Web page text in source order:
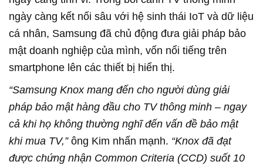
ngày càng kết nối sâu với hệ sinh thái IoT và dữ liệu
cá nhân, Samsung đã chủ động đưa giải pháp bảo
mật doanh nghiệp của mình, vốn nổi tiếng trên
smartphone lên các thiết bị hiển thị.
“Samsung Knox mang đến cho người dùng giải
pháp bảo mật hàng đầu cho TV thông minh – ngay
cả khi họ không thường nghĩ đến vấn đề bảo mật
khi mua TV,” ông Kim nhấn mạnh. “Knox đã đạt
được chứng nhận Common Criteria (CCD) suốt 10